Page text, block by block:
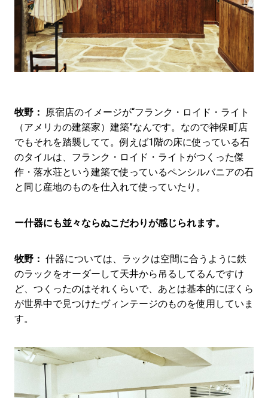
牧野： 原宿店のイメージが“フランク・ロイド・ライト
（アメリカの建築家）建築”なんです。なので神保町店
でもそれを踏襲してて。例えば1階の床に使っている石
のタイルは、フランク・ロイド・ライトがつくった傑
作・落水荘という建築で使っているペンシルバニアの石
と同じ産地のものを仕入れて使っていたり。
ー什器にも並々ならぬこだわりが感じられます。
牧野： 什器については、ラックは空間に合うように鉄
のラックをオーダーして天井から吊るしてるんですけ
ど、つくったのはそれくらいで、あとは基本的にぼくら
が世界中で見つけたヴィンテージのものを使用していま
す。